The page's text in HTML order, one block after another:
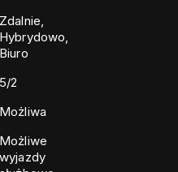
Zdalnie,
Hybrydowo,
Biuro
5/2
Możliwa
Możliwe
wyjazdy